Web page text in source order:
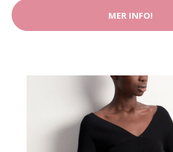
MER INFO!